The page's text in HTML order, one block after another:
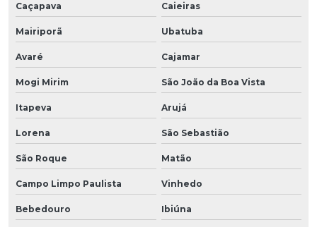
Caçapava Caieiras
Mairiporã Ubatuba
Avaré Cajamar
Mogi Mirim São João da Boa Vista
Itapeva Arujá
Lorena São Sebastião
São Roque Matão
Campo Limpo Paulista Vinhedo
Bebedouro Ibiúna